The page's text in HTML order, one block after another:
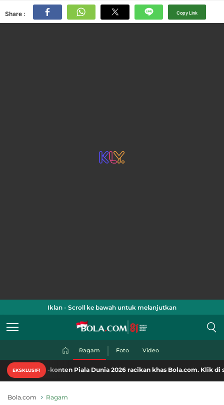
Share : Copy Link
Iklan - Scroll ke bawah untuk melanjutkan
Ragam Foto Video
EKSKLUSIF!
konten Piala Dunia 2026 racikan khas Bola.com. Klik di sini!
Bola.com Ragam